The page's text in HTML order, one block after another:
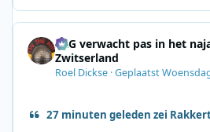
SRG verwacht pas in het
Zwitserland
Roel Dickse ·Geplaatst
27 minuten geleden zei